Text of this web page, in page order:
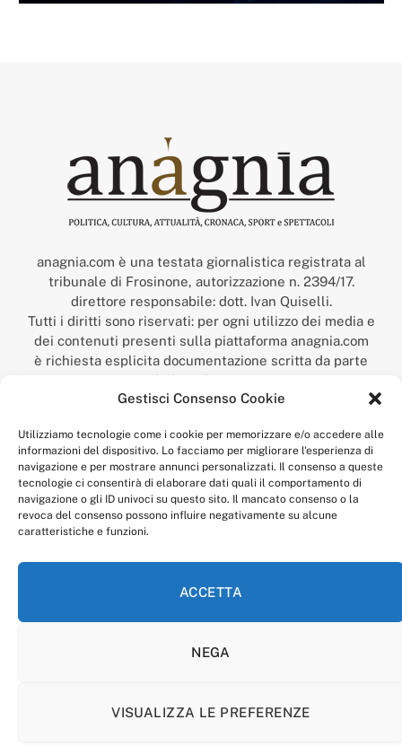
Gestisci Consenso Cookie
Utilizziamo tecnologie come i cookie per memorizzare e/o accedere alle
informazioni del dispositivo. Lo facciamo per migliorare l'esperienza di
navigazione e per mostrare annunci personalizzati. Il consenso a queste
tecnologie ci consentirà di elaborare dati quali il comportamento di
navigazione o gli ID univoci su questo sito. Il mancato consenso o la
revoca del consenso possono influire negativamente su alcune
caratteristiche e funzioni.
ACCETTA
NEGA
VISUALIZZA LE PREFERENZE
anagnia.com è una testata giornalistica registrata al
tribunale di Frosinone, autorizzazione n. 2394/17.
direttore responsabile: dott. Ivan Quiselli.
Tutti i diritti sono riservati: per ogni utilizzo dei media e
dei contenuti presenti sulla piattaforma anagnia.com
è richiesta esplicita documentazione scritta da parte
della redazione.
“Anagnia” è un marchio registrato presso l’Ufficio Italiano
Economico,
num. registrazione: 302017000014044 del 9 febbraio 2017.
Per contatti:redazione@anagnia.com
COOKIE POLICY